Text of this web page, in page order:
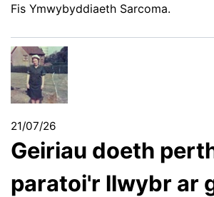
Fis Ymwybyddiaeth Sarcoma.
21/07/26
Geiriau doeth
paratoi'r llwybr ar